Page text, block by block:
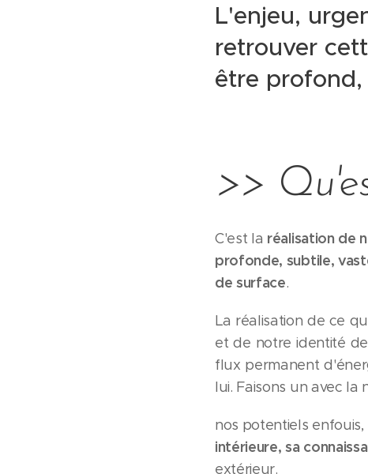
L'enjeu,
retrouver
être
>>
C'est la réalisation de
profonde, subtile,
de surface.
La réalisation de ce
et de notre identité
flux permanent
lui. Faisons un avec
nos potentiels
intérieure, sa
extérieur.